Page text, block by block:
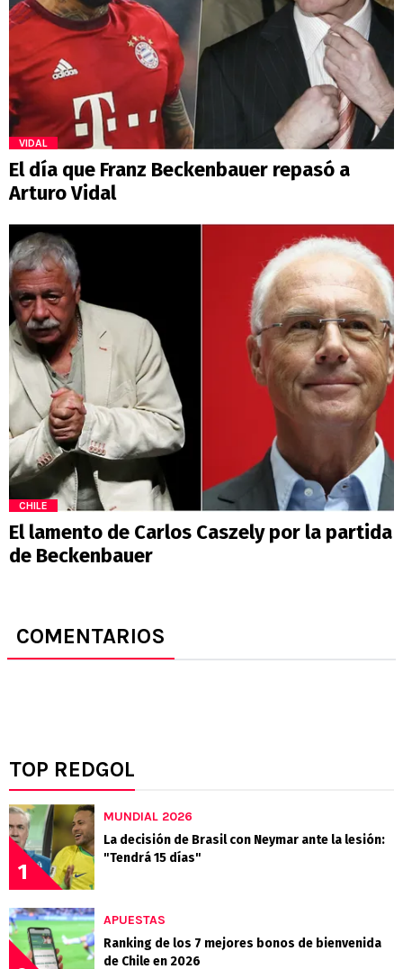
VIDAL
El día que Franz Beckenbauer repasó a
Arturo Vidal
CHILE
El lamento de Carlos Caszely por la partida
de Beckenbauer
COMENTARIOS
TOP REDGOL
1
MUNDIAL 2026
La decisión de Brasil con Neymar ante la lesión:
"Tendrá 15 días"
APUESTAS
Ranking de los 7 mejores bonos de bienvenida
de Chile en 2026